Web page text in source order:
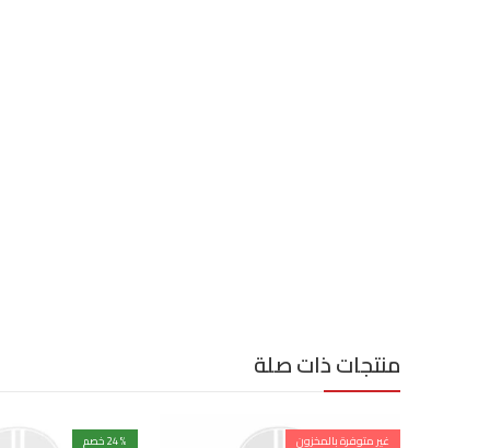
منتجات ذات صلة
غير متوفرة بالمخزون 24% خصم